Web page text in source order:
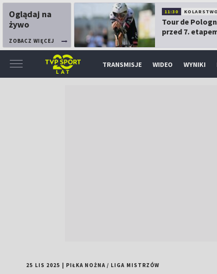
Oglądaj na
żywo
ZOBACZ WIĘCEJ
11:30 KOLARSTWO
Tour de
przed 7.
TRANSMISJE WIDEO WYNIKI
25 LIS 2025 PIŁKA NOŻNA/ LIGA MISTRZÓW